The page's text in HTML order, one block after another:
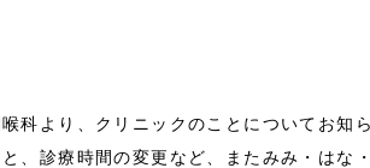
科より、クリニックのことについてお知
、診療時間の変更など、またみみ・はな